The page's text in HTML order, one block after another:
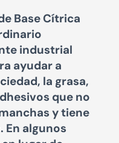
Base Cítrica
industrial
ayudar a
la grasa,
que no
y tiene
algunos